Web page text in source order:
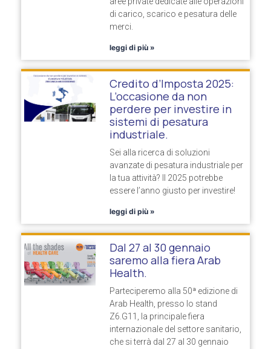
di carico, scarico e pesatura delle
merci.
leggi di più »
Credito d’Imposta 2025:
L’occasione da non
perdere per investire in
sistemi di pesatura
industriale.
Sei alla ricerca di soluzioni
avanzate di pesatura industriale per
la tua attività? Il 2025 potrebbe
essere l’anno giusto per investire!
leggi di più »
Dal 27 al 30 gennaio
saremo alla fiera Arab
Health.
Parteciperemo alla 50ª edizione di
Arab Health, presso lo stand
Z6.G11, la principale fiera
internazionale del settore sanitario,
che si terrà dal 27 al 30 gennaio